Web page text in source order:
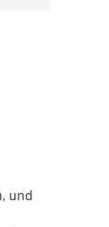
und